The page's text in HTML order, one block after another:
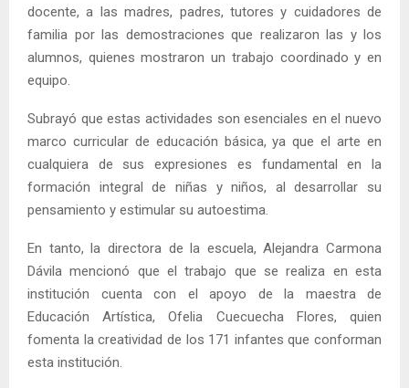
docente, a las madres, padres, tutores y cuidadores de
familia por las demostraciones que realizaron las y los
alumnos, quienes mostraron un trabajo coordinado y en
equipo.
Subrayó que estas actividades son esenciales en el nuevo
marco curricular de educación básica, ya que el arte en
cualquiera de sus expresiones es fundamental en la
formación integral de niñas y niños, al desarrollar su
pensamiento y estimular su autoestima.
En tanto, la directora de la escuela, Alejandra Carmona
Dávila mencionó que el trabajo que se realiza en esta
institución cuenta con el apoyo de la maestra de
Educación Artística, Ofelia Cuecuecha Flores, quien
fomenta la creatividad de los 171 infantes que conforman
esta institución.